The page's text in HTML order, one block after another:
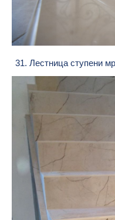
31. Лестница ступени